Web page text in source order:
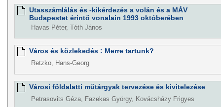
Utasszámlálás és -kikérdezés a volán és a MÁV
Budapestet érintő vonalain 1993 októberében
Havas Péter, Tóth János
Város és közlekedés : Merre tartunk?
Retzko, Hans-Georg
Városi földalatti műtárgyak tervezése és kivitelezése
Petrasovits Géza, Fazekas György, Kovácsházy Frigyes